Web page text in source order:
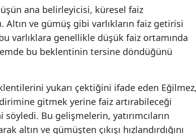
ana belirleyicisi, küresel faiz
ve gümüş gibi varlıkların faiz getirisi
varlıklara genellikle düşük faiz ortamında
bu beklentinin tersine döndüğünü
yukarı çektiğini ifade eden
gitmek yerine faiz artırabileceği
Bu gelişmelerin, yatırımcıların
ve gümüşten çıkışı hızlandırdığını